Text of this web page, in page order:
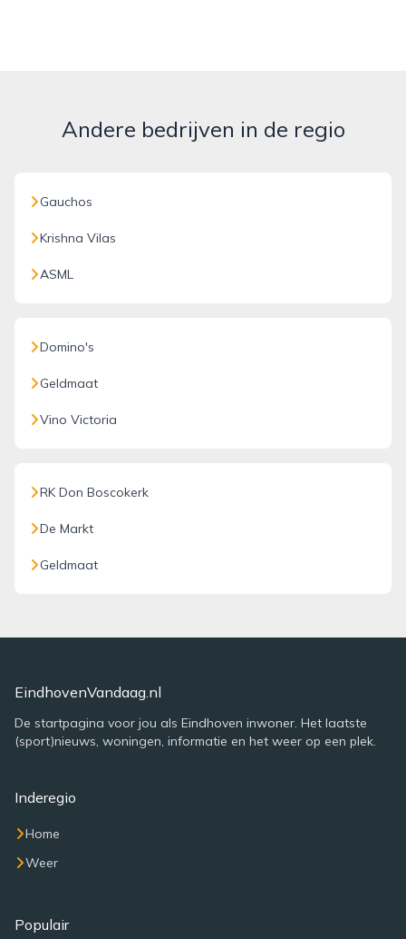
Andere bedrijven in de regio
Gauchos
Krishna Vilas
ASML
Domino's
Geldmaat
Vino Victoria
RK Don Boscokerk
De Markt
Geldmaat
EindhovenVandaag.nl
De startpagina voor jou als Eindhoven inwoner. Het laatste
(sport)nieuws, woningen, informatie en het weer op een plek.
Inderegio
Home
Weer
Populair